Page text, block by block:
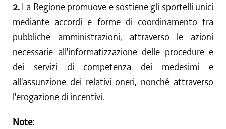
2. La Regione promuove e sostiene gli sportelli unici
mediante accordi e forme di coordinamento tra
pubbliche amministrazioni, attraverso le azioni
necessarie all'informatizzazione delle procedure e
dei servizi di competenza dei medesimi e
all'assunzione dei relativi oneri, nonché attraverso
l'erogazione di incentivi.
Note: